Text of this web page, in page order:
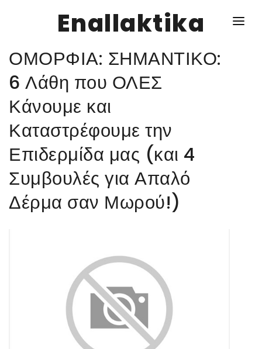
Enallaktika
NEWS
ΥΓΕΙΑ
ΣΥΝΤΑΓΕΣ
ΔΙΑΦΟΡΑ
ΕΝΑΛΛΑΚΤΙΚΑ
ΑΥΤΑΡΚΕΙΑ
ΟΜΟΡΦΙΑ: ΣΗΜΑΝΤΙΚΟ:
6 Λάθη που ΟΛΕΣ
Κάνουμε και
Καταστρέφουμε την
Επιδερμίδα μας (και 4
Συμβουλές για Απαλό
Δέρμα σαν Μωρού!)